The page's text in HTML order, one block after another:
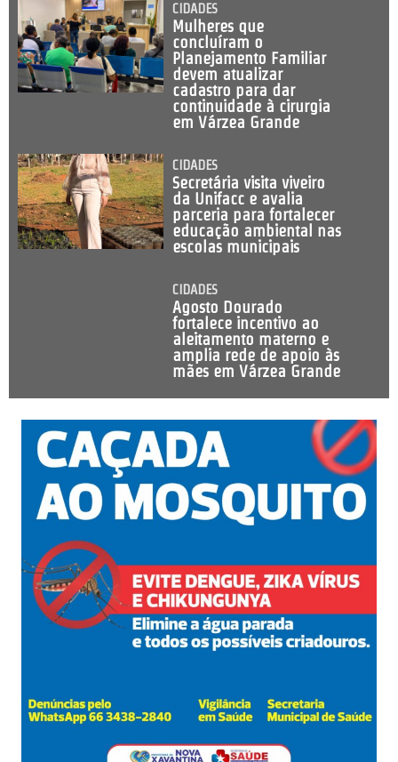
CIDADES
Mulheres que
concluíram o
Planejamento Familiar
devem atualizar
cadastro para dar
continuidade à cirurgia
em Várzea Grande
CIDADES
Secretária visita viveiro
da Unifacc e avalia
parceria para fortalecer
educação ambiental nas
escolas municipais
CIDADES
Agosto Dourado
fortalece incentivo ao
aleitamento materno e
amplia rede de apoio às
mães em Várzea Grande